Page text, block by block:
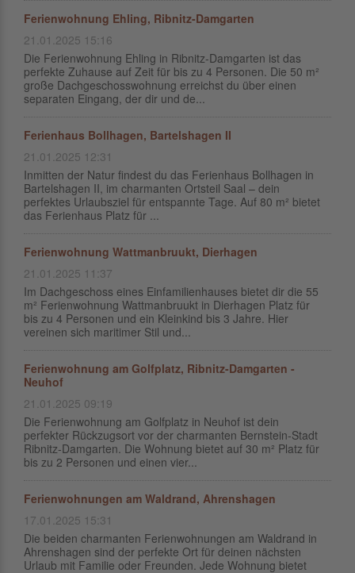
Ferienwohnung Ehling, Ribnitz-Damgarten
21.01.2025 15:16
Die Ferienwohnung Ehling in Ribnitz-Damgarten ist das
perfekte Zuhause auf Zeit für bis zu 4 Personen. Die 50 m²
große Dachgeschosswohnung erreichst du über einen
separaten Eingang, der dir und de...
Ferienhaus Bollhagen, Bartelshagen II
21.01.2025 12:31
Inmitten der Natur findest du das Ferienhaus Bollhagen in
Bartelshagen II, im charmanten Ortsteil Saal – dein
perfektes Urlaubsziel für entspannte Tage. Auf 80 m² bietet
das Ferienhaus Platz für ...
Ferienwohnung Wattmanbruukt, Dierhagen
21.01.2025 11:37
Im Dachgeschoss eines Einfamilienhauses bietet dir die 55
m² Ferienwohnung Wattmanbruukt in Dierhagen Platz für
bis zu 4 Personen und ein Kleinkind bis 3 Jahre. Hier
vereinen sich maritimer Stil und...
Ferienwohnung am Golfplatz, Ribnitz-Damgarten -
Neuhof
21.01.2025 09:19
Die Ferienwohnung am Golfplatz in Neuhof ist dein
perfekter Rückzugsort vor der charmanten Bernstein-Stadt
Ribnitz-Damgarten. Die Wohnung bietet auf 30 m² Platz für
bis zu 2 Personen und einen vier...
Ferienwohnungen am Waldrand, Ahrenshagen
17.01.2025 15:31
Die beiden charmanten Ferienwohnungen am Waldrand in
Ahrenshagen sind der perfekte Ort für deinen nächsten
Urlaub mit Familie oder Freunden. Jede Wohnung bietet